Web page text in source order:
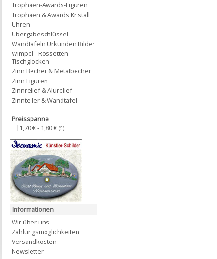
Trophäen-Awards-Figuren
Trophäen & Awards Kristall
Uhren
Übergabeschlüssel
Wandtafeln Urkunden Bilder
Wimpel - Rossetten -
Tischglocken
Zinn Becher & Metalbecher
Zinn Figuren
Zinnrelief & Alurelief
Zinnteller & Wandtafel
Preisspanne
1,70 € - 1,80 € (5)
Informationen
Wir über uns
Zahlungsmöglichkeiten
Versandkosten
Newsletter